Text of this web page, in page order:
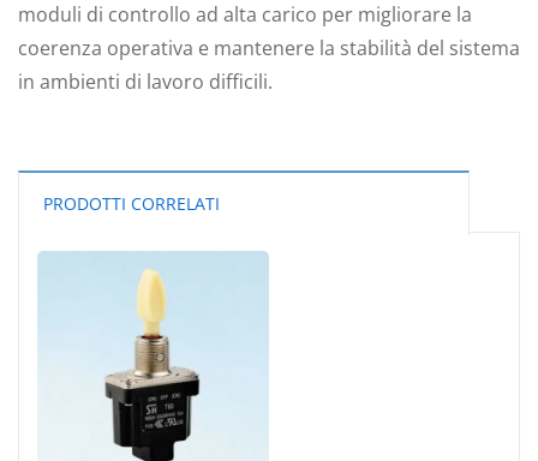
moduli di controllo ad alta carico per migliorare la
coerenza operativa e mantenere la stabilità del sistema
in ambienti di lavoro difficili.
PRODOTTI CORRELATI